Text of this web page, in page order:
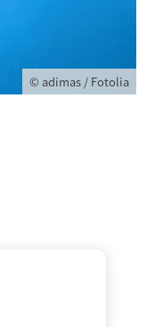
© adimas / Fotolia